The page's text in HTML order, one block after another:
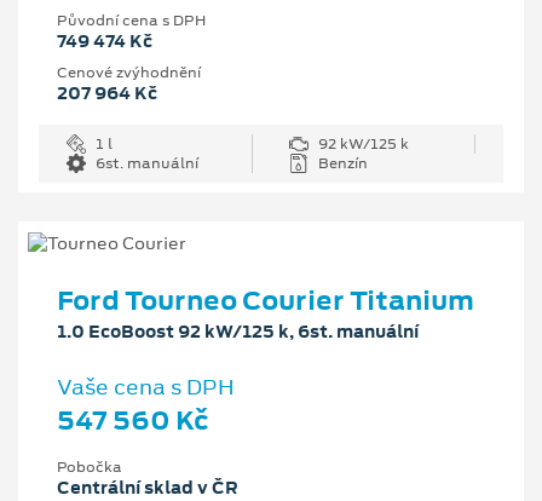
Původní cena s DPH
749 474 Kč
Cenové zvýhodnění
207 964 Kč
1 l
92 kW/125 k
6st. manuální
Benzín
Ford Tourneo Courier Titanium
1.0 EcoBoost 92 kW/125 k, 6st. manuální
Vaše cena s DPH
547 560 Kč
Pobočka
Centrální sklad v ČR